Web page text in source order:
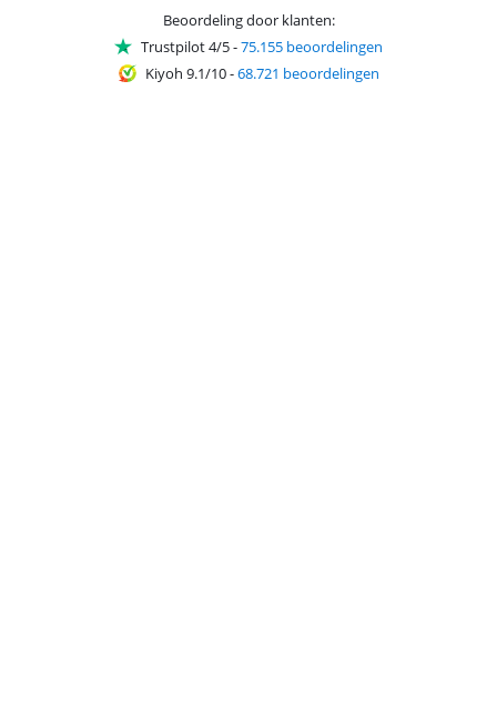
Beoordeling door klanten:
Trustpilot 4/5-75.155 beoordelingen
Kiyoh 9.1/10-68.721 beoordelingen